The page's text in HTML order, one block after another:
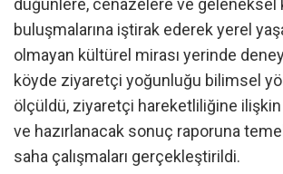
düğünlere, cenazelere ve geleneksel
buluşmalarına iştirak ederek yerel
olmayan kültürel mirası yerinde
köyde ziyaretçi yoğunluğu bilimsel
ölçüldü, ziyaretçi hareketliliğine ilişkin
ve hazırlanacak sonuç raporuna
saha çalışmaları gerçekleştirildi.